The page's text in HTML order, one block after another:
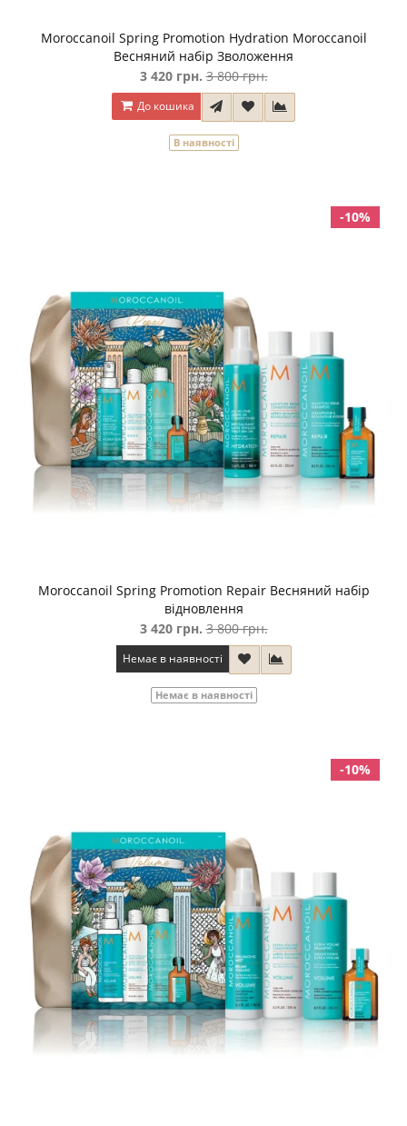
Moroccanoil Spring Promotion Hydration Moroccanoil
Весняний набір Зволоження
3 420 грн. 3 800 грн.
До кошика
В наявності
-10%
Moroccanoil Spring Promotion Repair Весняний набір
відновлення
3 420 грн. 3 800 грн.
Немає в наявності
Немає в наявності
-10%